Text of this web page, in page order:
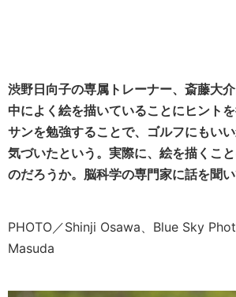
渋野日向子の専属トレーナー、斎藤大
中によく絵を描いていることにヒント
サンを勉強することで、ゴルフにもい
気づいたという。実際に、絵を描くこ
のだろうか。脳科学の専門家に話を聞い
PHOTO／Shinji Osawa、Blue Sky
Masuda